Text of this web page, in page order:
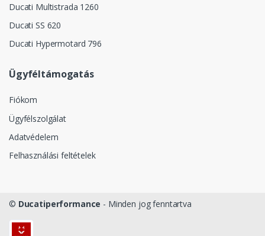
Ducati Multistrada 1260
Ducati SS 620
Ducati Hypermotard 796
Ügyféltámogatás
Fiókom
Ügyfélszolgálat
Adatvédelem
Felhasználási feltételek
© Ducatiperformance - Minden jog fenntartva